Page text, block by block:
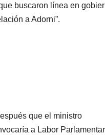
buscaron línea en
a Adorni”.
que el ministro
a Labor